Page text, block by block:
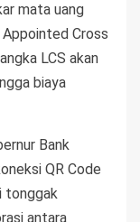
mata uang
Appointed Cross
LCS akan
biaya
Bank
QR Code
tonggak
antara